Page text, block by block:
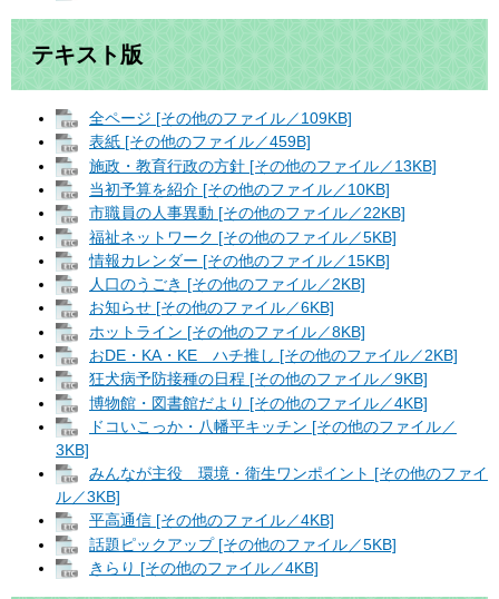
テキスト版
全ページ [その他のファイル／109KB]
表紙 [その他のファイル／459B]
施政・教育行政の方針 [その他のファイル／13KB]
当初予算を紹介 [その他のファイル／10KB]
市職員の人事異動 [その他のファイル／22KB]
福祉ネットワーク [その他のファイル／5KB]
情報カレンダー [その他のファイル／15KB]
人口のうごき [その他のファイル／2KB]
お知らせ [その他のファイル／6KB]
ホットライン [その他のファイル／8KB]
おDE・KA・KE ハチ推し [その他のファイル／2KB]
狂犬病予防接種の日程 [その他のファイル／9KB]
博物館・図書館だより [その他のファイル／4KB]
ドコいこっか・八幡平キッチン [その他のファイル／
3KB]
みんなが主役 環境・衛生ワンポイント [その他のファイ
ル／3KB]
平高通信 [その他のファイル／4KB]
話題ピックアップ [その他のファイル／5KB]
きらり [その他のファイル／4KB]